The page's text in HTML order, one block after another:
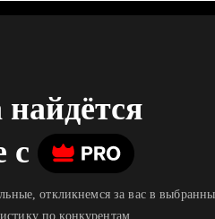
найдётся
c
откликнемся за вас в
по конкурентам